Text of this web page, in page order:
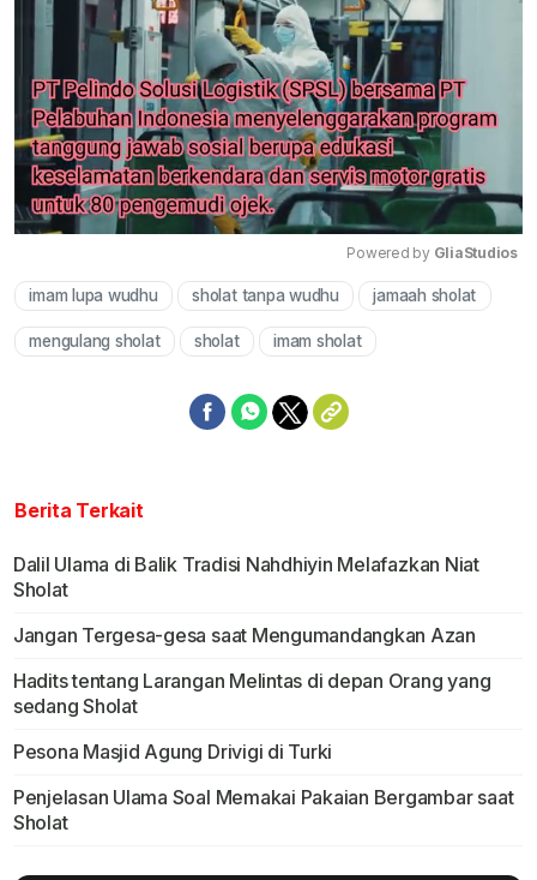
Mute
Powered by GliaStudios
imam lupa wudhu sholat tanpa wudhu jamaah sholat
mengulang sholat sholat imam sholat
Berita Terkait
Dalil Ulama di Balik Tradisi Nahdhiyin Melafazkan Niat
Sholat
Jangan Tergesa-gesa saat Mengumandangkan Azan
Hadits tentang Larangan Melintas di depan Orang yang
sedang Sholat
Pesona Masjid Agung Drivigi di Turki
Penjelasan Ulama Soal Memakai Pakaian Bergambar saat
Sholat